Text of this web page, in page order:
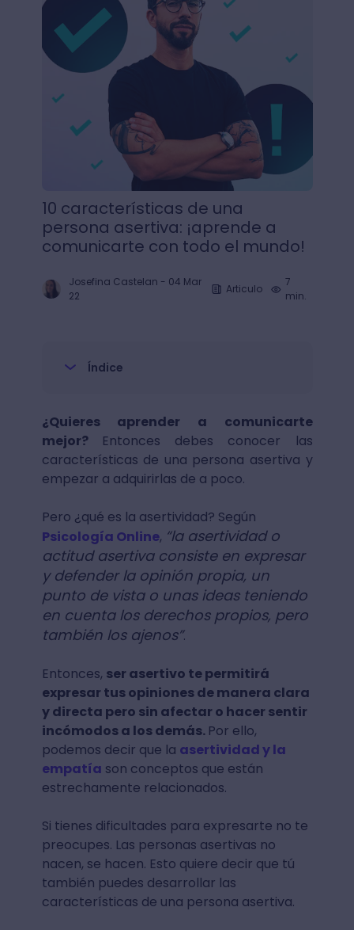
10 características de una
persona asertiva: ¡aprende a
comunicarte con todo el mundo!
Josefina Castelan - 04 Mar
22
Articulo
7
min.
Índice
¿Quieres aprender a comunicarte
mejor? Entonces debes conocer las
características de una persona asertiva y
empezar a adquirirlas de a poco.
Pero ¿qué es la asertividad? Según
Psicología Online, “la asertividad o
actitud asertiva consiste en expresar
y defender la opinión propia, un
punto de vista o unas ideas teniendo
en cuenta los derechos propios, pero
también los ajenos”.
Entonces, ser asertivo te permitirá
expresar tus opiniones de manera clara
y directa pero sin afectar o hacer sentir
incómodos a los demás. Por ello,
podemos decir que la asertividad y la
empatía son conceptos que están
estrechamente relacionados.
Si tienes dificultades para expresarte no te
preocupes. Las personas asertivas no
nacen, se hacen. Esto quiere decir que tú
también puedes desarrollar las
características de una persona asertiva.